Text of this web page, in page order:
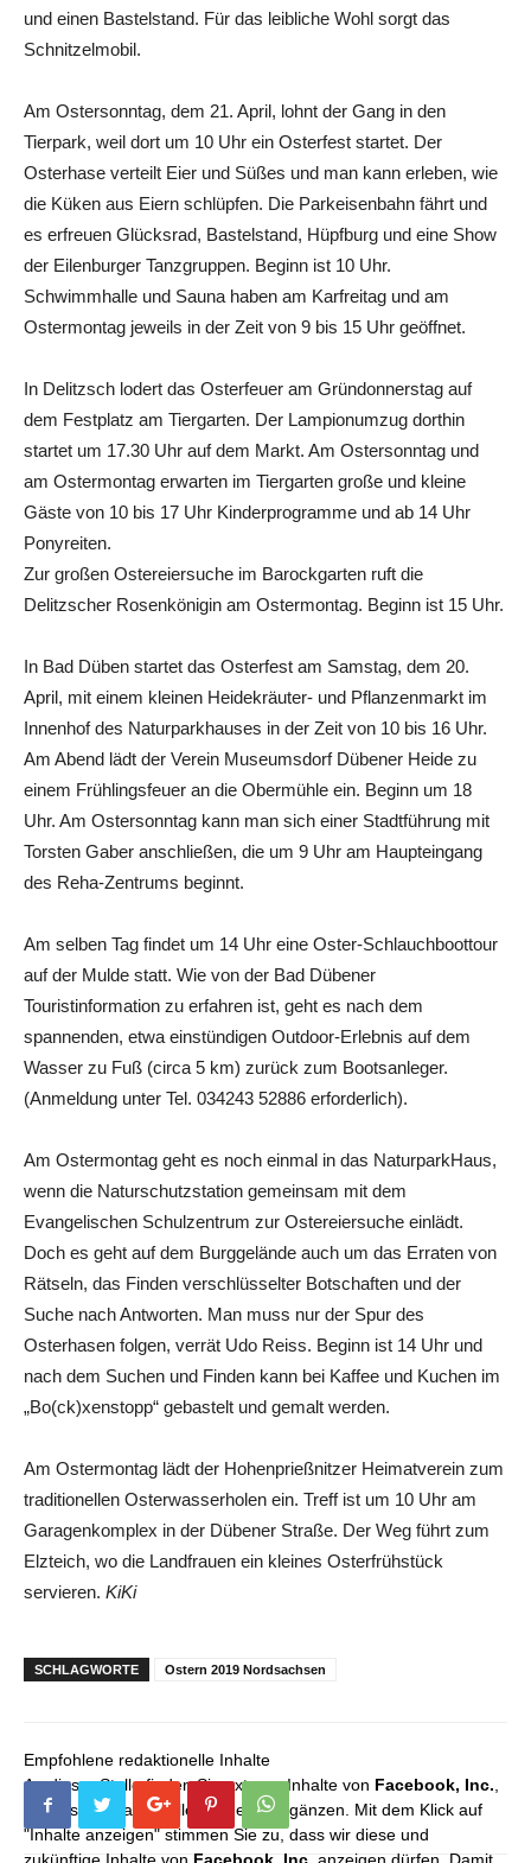
und einen Bastelstand. Für das leibliche Wohl sorgt das
Schnitzelmobil.
Am Ostersonntag, dem 21. April, lohnt der Gang in den
Tierpark, weil dort um 10 Uhr ein Osterfest startet. Der
Osterhase verteilt Eier und Süßes und man kann erleben, wie
die Küken aus Eiern schlüpfen. Die Parkeisenbahn fährt und
es erfreuen Glücksrad, Bastelstand, Hüpfburg und eine Show
der Eilenburger Tanzgruppen. Beginn ist 10 Uhr.
Schwimmhalle und Sauna haben am Karfreitag und am
Ostermontag jeweils in der Zeit von 9 bis 15 Uhr geöffnet.
In Delitzsch lodert das Osterfeuer am Gründonnerstag auf
dem Festplatz am Tiergarten. Der Lampionumzug dorthin
startet um 17.30 Uhr auf dem Markt. Am Ostersonntag und
am Ostermontag erwarten im Tiergarten große und kleine
Gäste von 10 bis 17 Uhr Kinderprogramme und ab 14 Uhr
Ponyreiten.
Zur großen Ostereiersuche im Barockgarten ruft die
Delitzscher Rosenkönigin am Ostermontag. Beginn ist 15 Uhr.
In Bad Düben startet das Osterfest am Samstag, dem 20.
April, mit einem kleinen Heidekräuter- und Pflanzenmarkt im
Innenhof des Naturparkhauses in der Zeit von 10 bis 16 Uhr.
Am Abend lädt der Verein Museumsdorf Dübener Heide zu
einem Frühlingsfeuer an die Obermühle ein. Beginn um 18
Uhr. Am Ostersonntag kann man sich einer Stadtführung mit
Torsten Gaber anschließen, die um 9 Uhr am Haupteingang
des Reha-Zentrums beginnt.
Am selben Tag findet um 14 Uhr eine Oster-Schlauchboottour
auf der Mulde statt. Wie von der Bad Dübener
Touristinformation zu erfahren ist, geht es nach dem
spannenden, etwa einstündigen Outdoor-Erlebnis auf dem
Wasser zu Fuß (circa 5 km) zurück zum Bootsanleger.
(Anmeldung unter Tel. 034243 52886 erforderlich).
Am Ostermontag geht es noch einmal in das NaturparkHaus,
wenn die Naturschutzstation gemeinsam mit dem
Evangelischen Schulzentrum zur Ostereiersuche einlädt.
Doch es geht auf dem Burggelände auch um das Erraten von
Rätseln, das Finden verschlüsselter Botschaften und der
Suche nach Antworten. Man muss nur der Spur des
Osterhasen folgen, verrät Udo Reiss. Beginn ist 14 Uhr und
nach dem Suchen und Finden kann bei Kaffee und Kuchen im
„Bo(ck)xenstopp“ gebastelt und gemalt werden.
Am Ostermontag lädt der Hohenprießnitzer Heimatverein zum
traditionellen Osterwasserholen ein. Treff ist um 10 Uhr am
Garagenkomplex in der Dübener Straße. Der Weg führt zum
Elzteich, wo die Landfrauen ein kleines Osterfrühstück
servieren. KiKi
SCHLAGWORTE Ostern 2019 Nordsachsen
Empfohlene redaktionelle Inhalte
An dieser Stelle finden Sie externe Inhalte von Facebook, Inc.,
die unser redaktionelles Angebot ergänzen. Mit dem Klick auf
"Inhalte anzeigen" stimmen Sie zu, dass wir diese und